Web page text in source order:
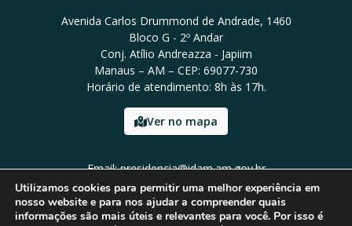
Avenida Carlos Drummond de Andrade, 1460
Bloco G - 2º Andar
Conj. Atílio Andreazza - Japiim
Manaus – AM – CEP: 69077-730
Horário de atendimento: 8h às 17h.
Ver no mapa
Email: presidencia@idam.am.gov.br
Tel: (92) 98452-9911
Utilizamos cookies para permitir uma melhor experiência em
nosso website e para nos ajudar a compreender quais
informações são mais úteis e relevantes para você. Por isso é